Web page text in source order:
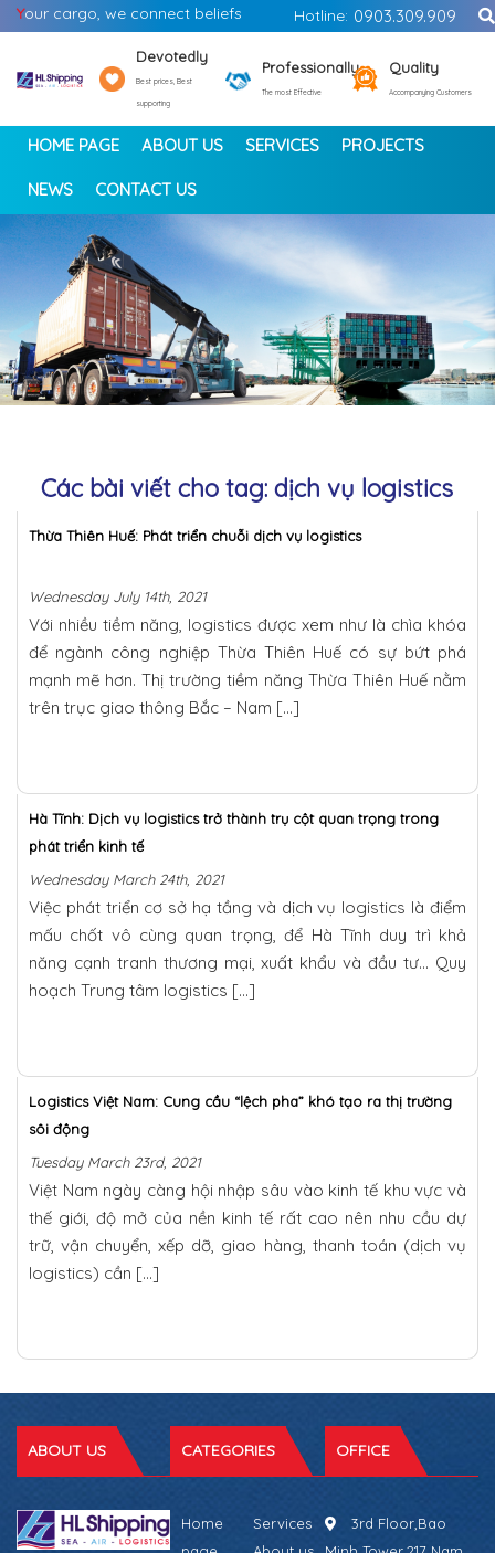
Your cargo, we connect beliefs Hotline: 0903.309.909
Devotedly
Best prices, Best
supporting
Professionally
The most Effective
Quality
Accompanying Customers
HOME PAGE ABOUT US SERVICES PROJECTS
NEWS CONTACT US
< >
Các bài viết cho tag: dịch vụ logistics
Thừa Thiên Huế: Phát triển chuỗi dịch vụ logistics
Wednesday July 14th, 2021
Với nhiều tiềm năng, logistics được xem như là chìa khóa
để ngành công nghiệp Thừa Thiên Huế có sự bứt phá
mạnh mẽ hơn. Thị trường tiềm năng Thừa Thiên Huế nằm
trên trục giao thông Bắc – Nam […]
Hà Tĩnh: Dịch vụ logistics trở thành trụ cột quan trọng trong
phát triển kinh tế
Wednesday March 24th, 2021
Việc phát triển cơ sở hạ tầng và dịch vụ logistics là điểm
mấu chốt vô cùng quan trọng, để Hà Tĩnh duy trì khả
năng cạnh tranh thương mại, xuất khẩu và đầu tư… Quy
hoạch Trung tâm logistics […]
Logistics Việt Nam: Cung cầu “lệch pha” khó tạo ra thị trường
sôi động
Tuesday March 23rd, 2021
Việt Nam ngày càng hội nhập sâu vào kinh tế khu vực và
thế giới, độ mở của nền kinh tế rất cao nên nhu cầu dự
trữ, vận chuyển, xếp dỡ, giao hàng, thanh toán (dịch vụ
logistics) cần […]
ABOUT US CATEGORIES
Home
Services
OFFICE
3rd Floor,Bao